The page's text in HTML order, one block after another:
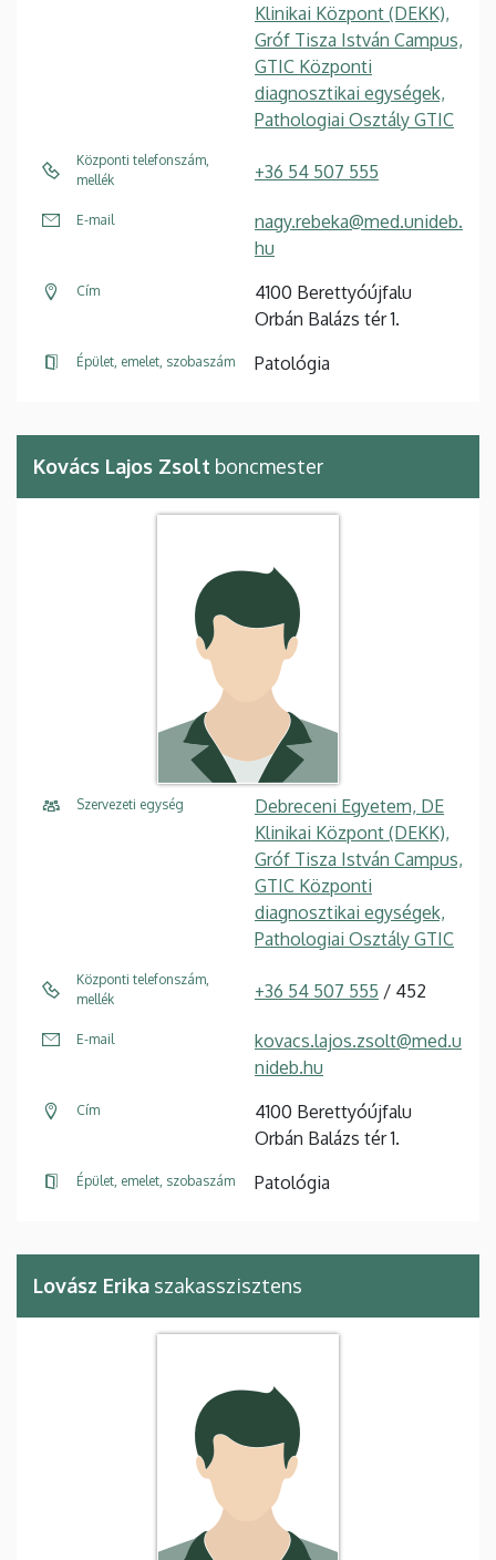
Klinikai Központ (DEKK),
Gróf Tisza István Campus,
GTIC Központi
diagnosztikai egységek,
Pathologiai Osztály GTIC
Központi telefonszám,
mellék
+36 54 507 555
E-mail
nagy.rebeka@med.unideb.
hu
Cím
4100 Berettyóújfalu
Orbán Balázs tér 1.
Épület, emelet, szobaszám Patológia
Kovács Lajos Zsolt boncmester
Szervezeti egység
Debreceni Egyetem, DE
Klinikai Központ (DEKK),
Gróf Tisza István Campus,
GTIC Központi
diagnosztikai egységek,
Pathologiai Osztály GTIC
Központi telefonszám,
mellék
+36 54 507 555 / 452
E-mail
kovacs.lajos.zsolt@med.u
nideb.hu
Cím
4100 Berettyóújfalu
Orbán Balázs tér 1.
Épület, emelet, szobaszám Patológia
Lovász Erika szakasszisztens